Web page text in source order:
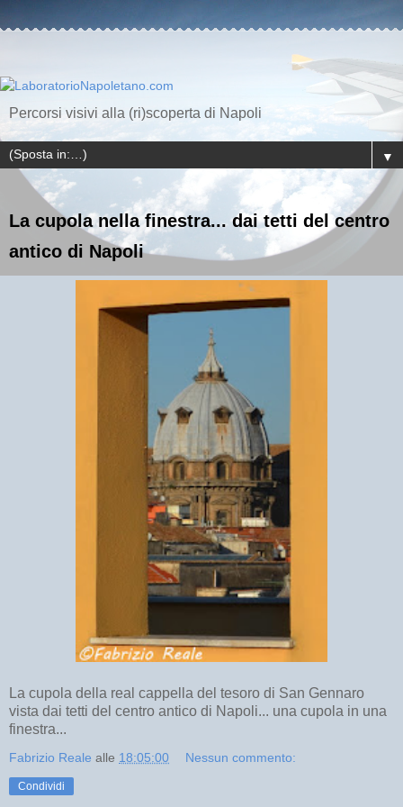
Percorsi visivi alla (ri)scoperta di Napoli
▼
La cupola nella finestra... dai tetti del centro
antico di Napoli
La cupola della real cappella del tesoro di San Gennaro
vista dai tetti del centro antico di Napoli... una cupola in una
finestra...
Fabrizio Reale alle 18:05:00 Nessun commento:
Condividi